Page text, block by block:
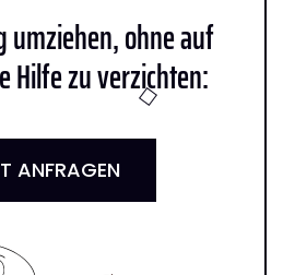
umziehen, ohne auf
Hilfe zu verzichten:
ANFRAGEN